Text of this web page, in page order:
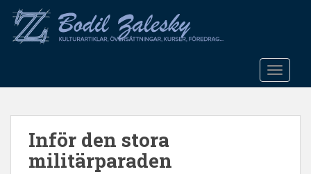
o
Inför den stora
militärparaden